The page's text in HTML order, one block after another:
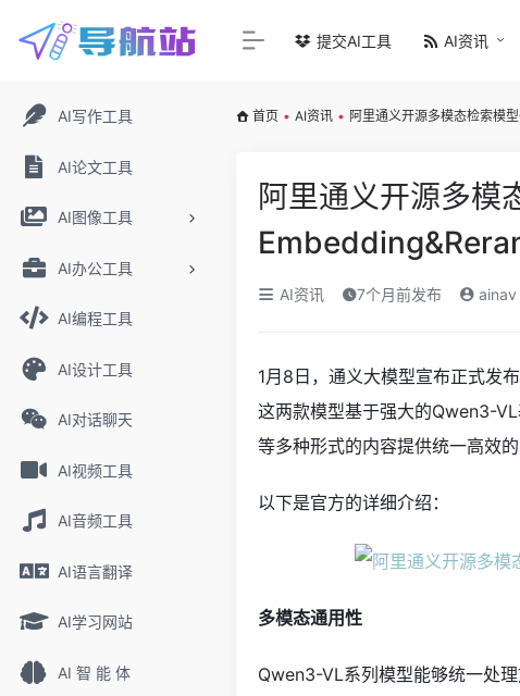
AI写作工具
AI论文工具
AI图像工具
AI办公工具
AI编程工具
AI设计工具
AI对话聊天
AI视频工具
AI音频工具
AI语言翻译
AI学习网站
AI 智 能 体
提交AI工具 AI资讯
首页 • AI资讯 • 阿里通义开源多模态检索模
阿里通义开源多
AI资讯 7个月前发布 ainav
1月8日，通义大模型宣布正式发
这两款模型基于强大的Qwen3-
等多种形式的内容提供统一高效的
以下是官方的详细介绍：
多模态通用性
Qwen3-VL系列模型能够统一处